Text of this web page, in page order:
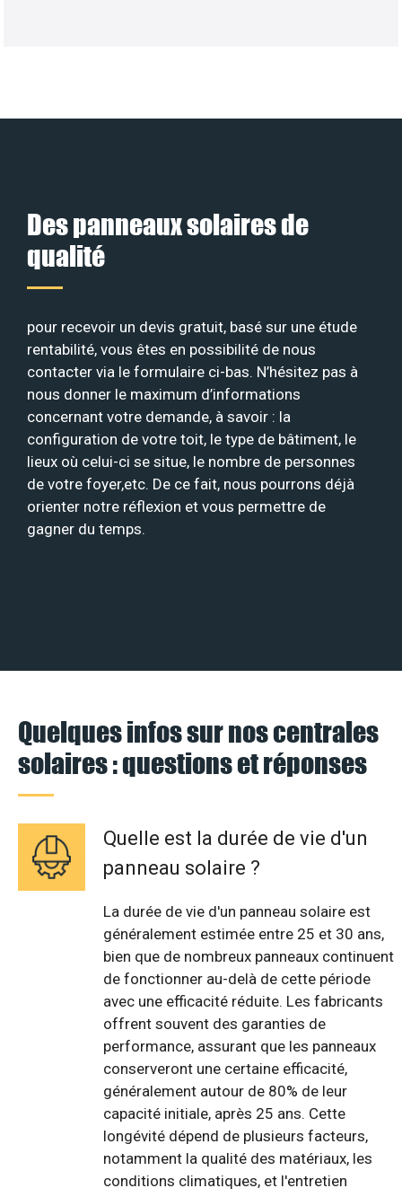
Des panneaux solaires de
qualité
pour recevoir un devis gratuit, basé sur une étude
rentabilité, vous êtes en possibilité de nous
contacter via le formulaire ci-bas. N’hésitez pas à
nous donner le maximum d’informations
concernant votre demande, à savoir : la
configuration de votre toit, le type de bâtiment, le
lieux où celui-ci se situe, le nombre de personnes
de votre foyer,etc. De ce fait, nous pourrons déjà
orienter notre réflexion et vous permettre de
gagner du temps.
Quelques infos sur nos centrales
solaires : questions et réponses
Quelle est la durée de vie d'un
panneau solaire ?
La durée de vie d'un panneau solaire est
généralement estimée entre 25 et 30 ans,
bien que de nombreux panneaux continuent
de fonctionner au-delà de cette période
avec une efficacité réduite. Les fabricants
offrent souvent des garanties de
performance, assurant que les panneaux
conserveront une certaine efficacité,
généralement autour de 80% de leur
capacité initiale, après 25 ans. Cette
longévité dépend de plusieurs facteurs,
notamment la qualité des matériaux, les
conditions climatiques, et l'entretien